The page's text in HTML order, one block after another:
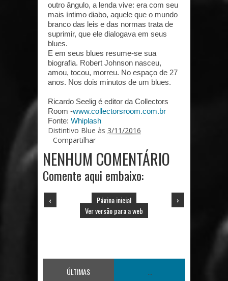
outro ângulo, a lenda vive: era com seu
mais íntimo diabo, aquele que o mundo
branco das leis e das normas trata de
suprimir, que ele dialogava em seus
blues.
E em seus blues resume-se sua
biografia. Robert Johnson nasceu,
amou, tocou, morreu. No espaço de 27
anos. Nos dois minutos de um blues.
Ricardo Seelig é editor da Collectors
Room -www.collectorsroom.com.br
Fonte: Whiplash
Distintivo Blue às 3/11/2016
Compartilhar
NENHUM COMENTÁRIO
Comente aqui embaixo:
‹ ›
Página inicial
Ver versão para a web
ÚLTIMAS